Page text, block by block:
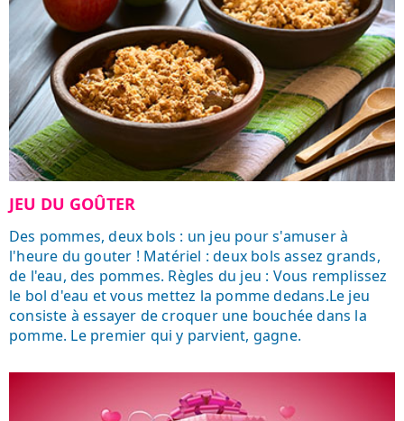
JEU DU GOÛTER
Des pommes, deux bols : un jeu pour s'amuser à
l'heure du gouter ! Matériel : deux bols assez grands,
de l'eau, des pommes. Règles du jeu : Vous remplissez
le bol d'eau et vous mettez la pomme dedans.Le jeu
consiste à essayer de croquer une bouchée dans la
pomme. Le premier qui y parvient, gagne.